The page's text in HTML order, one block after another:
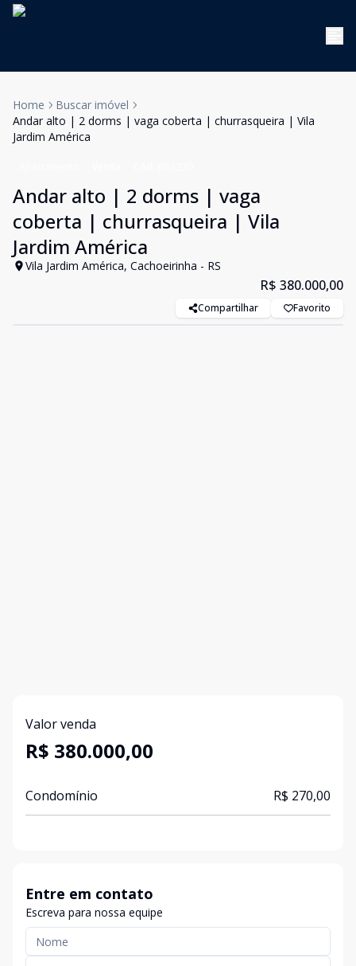
Home
Buscar imóvel
Andar alto | 2 dorms | vaga coberta | churrasqueira | Vila
Jardim América
Andar alto | 2 dorms | vaga
coberta | churrasqueira | Vila
Jardim América
Vila Jardim América, Cachoeirinha - RS
R$ 380.000,00
Compartilhar Favorito
Valor venda
R$ 380.000,00
Condomínio R$ 270,00
Entre em contato
Escreva para nossa equipe